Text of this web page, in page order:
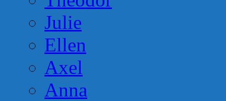
Julie
Ellen
Axel
Anna